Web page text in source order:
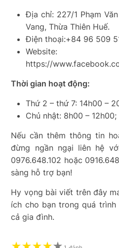
Địa chỉ: 227/1 Phạm
Vang, Thừa Thiên Huế.
Điện thoại:+84 96 509
Website:
https://
Thời gian hoạt động:
Thứ 2 – thứ 7: 14h00 –
Chủ nhật: 8h00 –
Nếu cần thêm thông tin
đừng ngần ngại liên hệ
0976.648.102 hoặc
sàng hỗ trợ bạn!
Hy vọng bài viết trên đây
ích cho bạn trong quá
cả gia đình.